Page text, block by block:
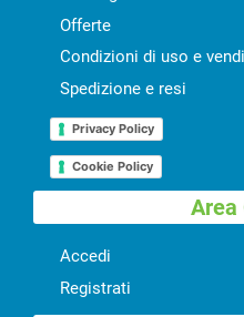
Offerte
Condizioni di uso e
Spedizione e resi
Privacy Policy
Cookie Policy
Area
Accedi
Registrati